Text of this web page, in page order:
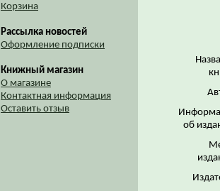
Корзина
Рассылка новостей
Оформление подписки
Книжный магазин
О магазине
Контактная информация
Оставить отзыв
об